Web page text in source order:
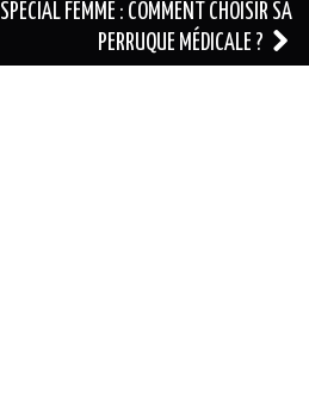
SPÉCIAL FEMME : COMMENT CHOISIR SA
PERRUQUE MÉDICALE ?